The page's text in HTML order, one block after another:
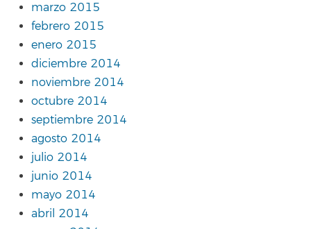
marzo 2015
febrero 2015
enero 2015
diciembre 2014
noviembre 2014
octubre 2014
septiembre 2014
agosto 2014
julio 2014
junio 2014
mayo 2014
abril 2014